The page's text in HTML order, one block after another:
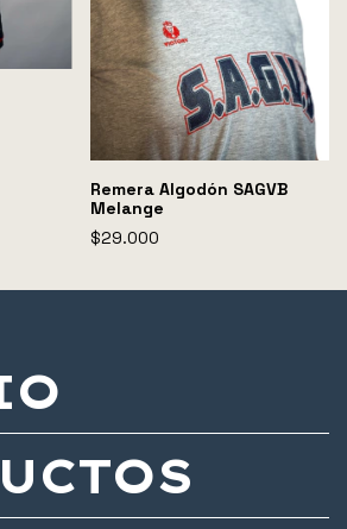
Remera Algodón SAGVB
Melange
$29.000